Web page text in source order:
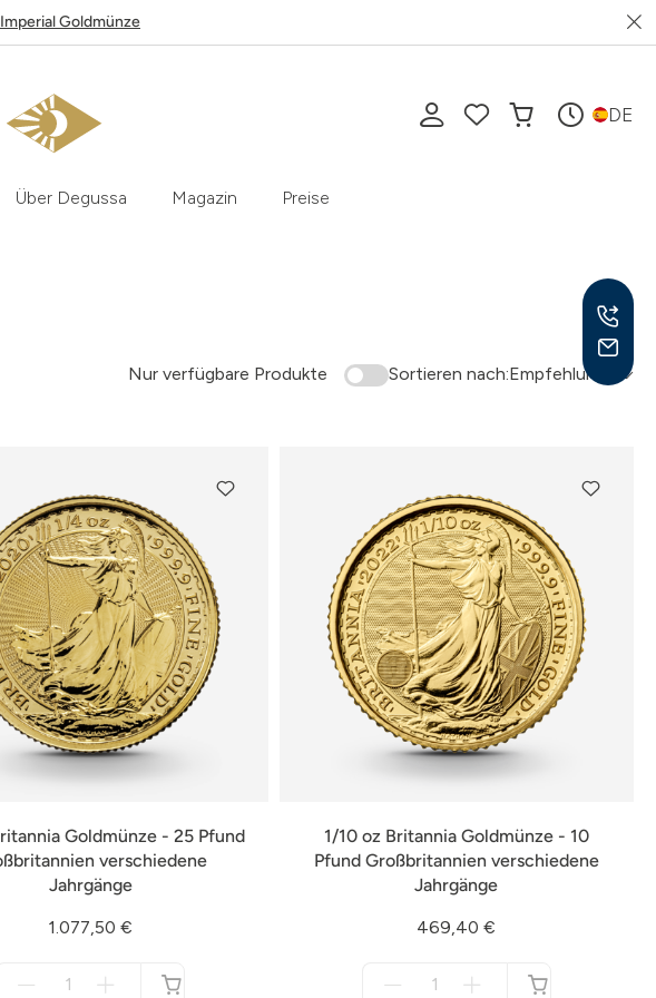
Goldmünze
DE
Über Degussa Magazin Preise
Nur verfügbare Produkte Sortieren nach:Empfehlung
Goldmünze - 25 Pfund
verschiedene
Jahrgänge
1.077,50 €
1/10 oz Britannia Goldmünze - 10
Pfund Großbritannien verschiedene
Jahrgänge
469,40 €